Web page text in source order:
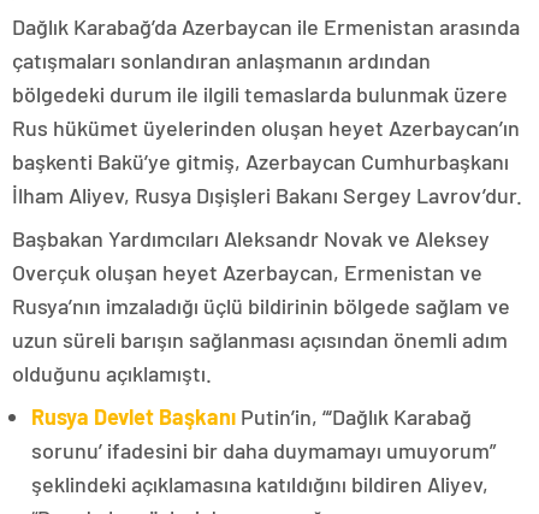
Dağlık Karabağ’da Azerbaycan ile Ermenistan arasında
çatışmaları sonlandıran anlaşmanın ardından
bölgedeki durum ile ilgili temaslarda bulunmak üzere
Rus hükümet üyelerinden oluşan heyet Azerbaycan’ın
başkenti Bakü’ye gitmiş, Azerbaycan Cumhurbaşkanı
İlham Aliyev, Rusya Dışişleri Bakanı Sergey Lavrov’dur.
Başbakan Yardımcıları Aleksandr Novak ve Aleksey
Overçuk oluşan heyet Azerbaycan, Ermenistan ve
Rusya’nın imzaladığı üçlü bildirinin bölgede sağlam ve
uzun süreli barışın sağlanması açısından önemli adım
olduğunu açıklamıştı.
Rusya Devlet Başkanı Putin’in, “‘Dağlık Karabağ
sorunu’ ifadesini bir daha duymamayı umuyorum”
şeklindeki açıklamasına katıldığını bildiren Aliyev,